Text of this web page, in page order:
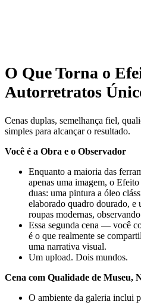
O Que Torna o
Autorretratos
Cenas duplas, semelhança fiel,
simples para alcançar o resultado.
Você é a Obra e o Observador
Enquanto a maioria das
apenas uma imagem, o
duas: uma pintura a óleo
elaborado quadro dourado, e
roupas modernas,
Essa segunda cena — você
é o que realmente se
uma narrativa visual.
Um upload. Dois mundos.
Cena com Qualidade de Museu,
O ambiente da galeria inclui